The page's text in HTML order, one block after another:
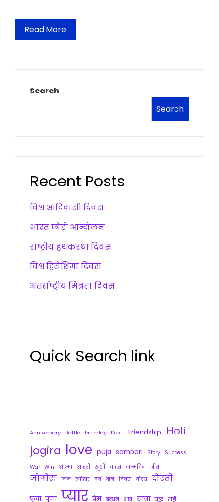
Read More
Search
Search
Recent Posts
विश्व आदिवासी दिवस
भारत छोड़ो आन्दोलन
राष्ट्रीय हथकरधा दिवस
विश्व हिरोशिमा दिवस
अंतर्राष्ट्रीय मित्रता दिवस
Quick Search link
Anniversary Battle birthday Dosti Friendship
Holi
jogira love puja sombari Story
Success
War Win आत्मा आरती खुशी चाहत जन्मदिन जीत
जोगीरा ज्ञान त्योहार दर्द दान दिवस दोस्त दोस्ती
पुजा पूजा प्यार प्रेम बन्धन भाव यात्रा युद्ध राही